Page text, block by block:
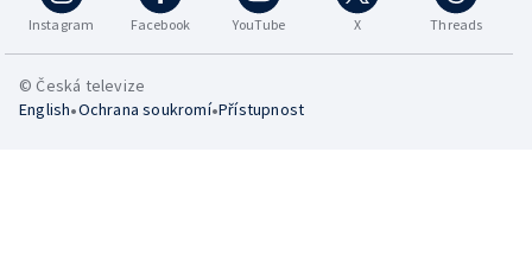
Instagram Facebook YouTube X Threads
© Česká televize
English•Ochrana soukromí•Přístupnost